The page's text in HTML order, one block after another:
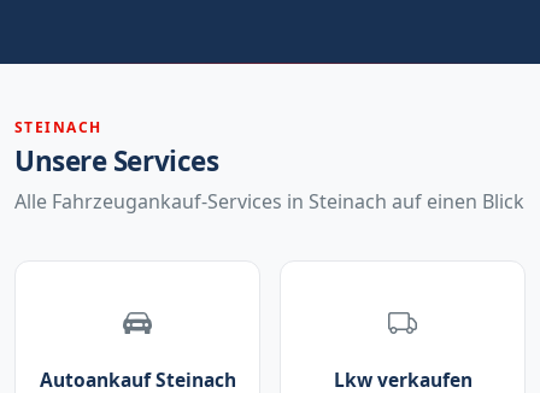
STEINACH
Unsere Services
Alle Fahrzeugankauf-Services in Steinach auf einen Blick
Autoankauf Steinach
Lkw verkaufen